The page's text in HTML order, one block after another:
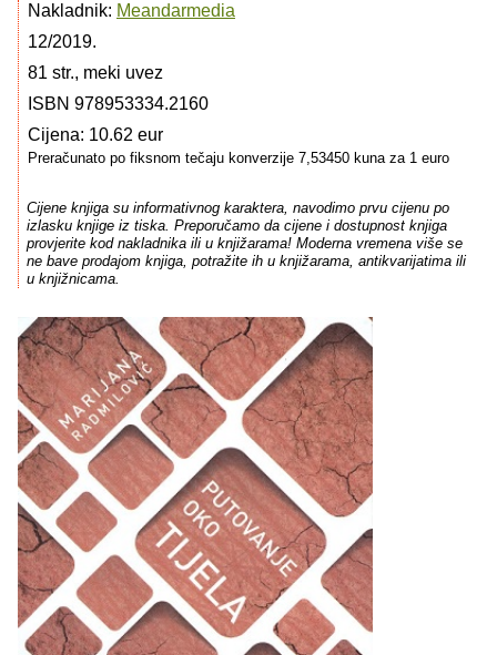
Nakladnik: Meandarmedia
12/2019.
81 str., meki uvez
ISBN 978953334.2160
Cijena: 10.62 eur
Preračunato po fiksnom tečaju konverzije 7,53450 kuna za 1 euro
Cijene knjiga su informativnog karaktera, navodimo prvu cijenu po
izlasku knjige iz tiska. Preporučamo da cijene i dostupnost knjiga
provjerite kod nakladnika ili u knjižarama! Moderna vremena više se
ne bave prodajom knjiga, potražite ih u knjižarama, antikvarijatima ili
u knjižnicama.